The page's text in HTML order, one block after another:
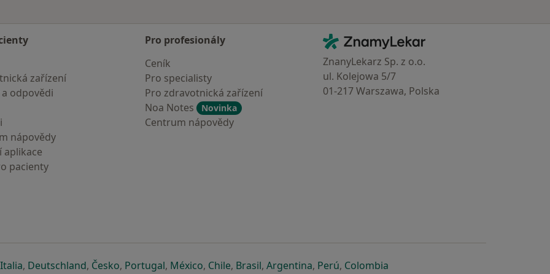
zařízení
odpovědi
nápovědy
aplikace
pacienty
Pro profesionály
Ceník
Pro specialisty
Pro zdravotnická zařízení
Noa Notes
Novinka
Centrum nápovědy
Kontakt
ZnamyLekar - Hlavní stránka
ZnanyLekarz Sp. z o.o.
ul. Kolejowa 5/7
01-217 Warszawa, Polska
nové záložce
otevře v nové záložce
Italiase otevře v nové záložce
, Deutschlandse otevře v nové záložce
, Českose otevře v nové záložce
, Portugalse otevře v nové záložce
, Méxicose otevře v nové záložce
, Chilese otevře v nové záložce
, Brasilse otevře v nové záložce
, Argentinase otevře v nové záložce
, Perúse otevře v nové záložce
, Colombiase otevře v nové záložce